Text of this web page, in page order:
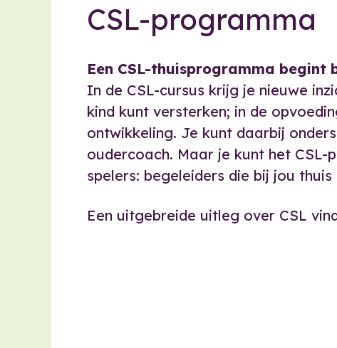
CSL-programma
Een CSL-thuisprogramma begint
In de CSL-cursus krijg je nieuwe
kind kunt versterken; in de
ontwikkeling. Je kunt daarbij
oudercoach. Maar je kunt het
spelers: begeleiders die bij jou
Een uitgebreide uitleg over CSL